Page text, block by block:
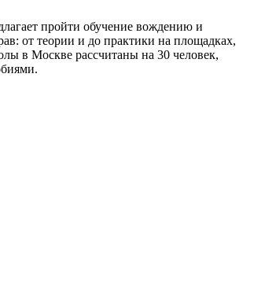
пройти обучение вождению и
от теории и до практики на площадках,
в Москве рассчитаны на 30 человек,